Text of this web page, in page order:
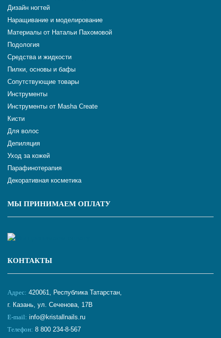
Дизайн ногтей
Наращивание и моделирование
Материалы от Натальи Пахомовой
Подология
Средства и жидкости
Пилки, основы и бафы
Сопутствующие товары
Инструменты
Инструменты от Masha Create
Кисти
Для волос
Депиляция
Уход за кожей
Парафинотерапия
Декоративная косметика
МЫ ПРИНИМАЕМ ОПЛАТУ
КОНТАКТЫ
Адрес: 420061, Республика Татарстан,
г. Казань, ул. Сеченова, 17В
E-mail: info@kristallnails.ru
Телефон: 8 800 234-8-567